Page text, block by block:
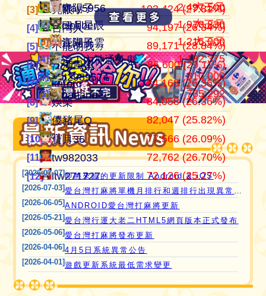
愛台灣打麻將🖥️📱適用於所有市面上大部分
瀏覽器(HTML5 遊戲)，免下載，免安裝，
現在立即點擊馬上玩😊❤️💕😘
[3] 11060203 24,290,882
[4] ‘見好就收’ 21,544,199
[5] Apple0613 21,240,810
[6] it2989674 17,153,255
[7] i918472090 15,613,816
[8] 青陽子 11,206,995
[9] ONTARIO歐巴桑 11,204,501
[10] it2967408 9,816,324
[11] i757724391 9,643,381
[12] i339494808 8,440,847
[3] 亮眼 103,424 (27.81%)
[4] 台灣人 94,197 (26.34%)
[5] 不能胡我ㄉ 89,171 (28.84%)
[6] 江湖風雲 86,600 (29.11%)
[7] keroro 84,163 (26.36%)
[8] 娛樂 84,058 (26.36%)
[9] 儍豬尾Q 82,047 (25.82%)
[10] 寶月36 77,566 (26.09%)
[11] tw982033 72,762 (26.70%)
[12] itw271727 72,126 (25.27%)
[3] 亮眼 371,859
[4] 台灣人 357,641
[5] keroro 319,268
[6] 娛樂 318,940
[7] 儍豬尾Q 317,798
[8] 不能胡我ㄉ 309,235
[9] 江湖風雲 297,533
[10] 寶月36 297,272
[11] itw271727 285,467
[12] Ｆanny 276,302
[1] 青陽子 2,497,500
[2] clobber 1,978,830
[3] 江湖風雲 1,215,000
[4] 滾！內神通外鬼坐斃A賽金1,182,375
[5] it2989674 810,000
[6] banana毛 765,292
[1] May5956 大三元
[2] 曰月星辰 大三元
[3] 青陽子 大三元
[2026-07-07]即將來臨的更新限制 Android & iOS
[2026-07-03]
[2026-06-05]ANDROID愛台灣打麻將更新
[2026-05-21]愛台灣行運大老二HTML5網頁版本正式發布
[2026-05-06]愛台灣打麻將發布更新
[2026-04-06]4月5日系統異常公告
[2026-04-01]遊戲更新系統最低需求變更